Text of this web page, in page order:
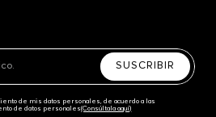
SUSCRIBIR
de mis datos personales, de acuerdo a las
de datos personales‎(Consúltala aquí)